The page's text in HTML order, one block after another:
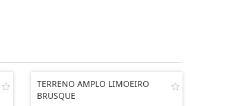
TERRENO AMPLO LIMOEIRO
BRUSQUE